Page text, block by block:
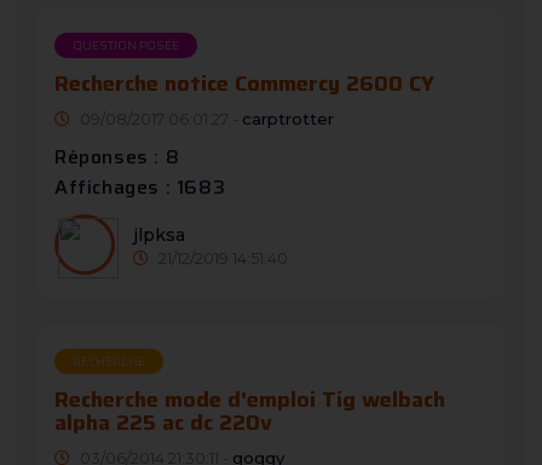
QUESTION POSÉE
Recherche notice Commercy 2600 CY
09/08/2017 06:01:27 - carptrotter
Réponses : 8
Affichages : 1683
jlpksa
21/12/2019 14:51:40
RECHERCHE
Recherche mode d'emploi Tig welbach
alpha 225 ac dc 220v
03/06/2014 21:30:11 - goggy